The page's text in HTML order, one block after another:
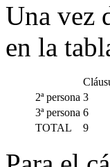
Una vez
en la
2ª persona 3
3ª persona 6
TOTAL
9